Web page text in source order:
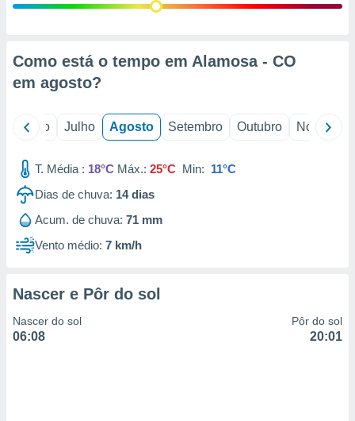
estudos
de
1199
Como está o tempo em Alamosa - CO
em agosto?
Junho Julho Agosto Setembro Outubro Novembro
T. Média : 18°C Máx.: 25°C Min: 11°C
Dias de chuva: 14dias
Acum. de chuva: 71 mm
Vento médio: 7 km/h
Nascer e Pôr do sol
Nascer do sol
06:08
Pôr do sol
20:01